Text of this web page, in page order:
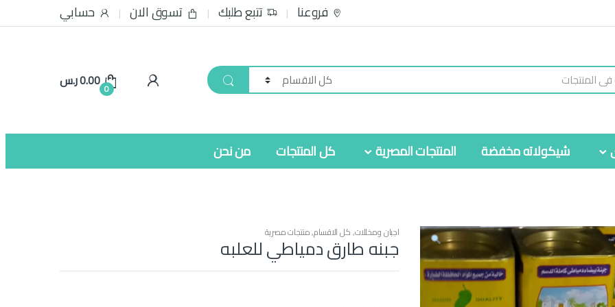
فروعنا تتبع طلبك تسوق الان حسابي
0
0.00ر.س
شيكولاته مخفضة المنتجات المصرية كل المنتجات من نحن
اجبان ومخللات,كل الاقسام,منتجات مصرية
جبنه طارق دمياطي للعلبه